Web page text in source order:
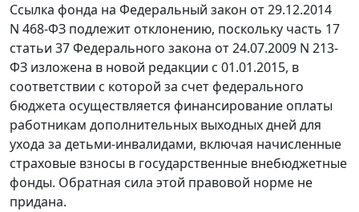
Ссылка фонда на Федеральный закон от 29.12.2014
N 468-ФЗ подлежит отклонению, поскольку часть 17
статьи 37Федерального закона от 24.07.2009 N 213-
ФЗ изложена в новой редакции с 01.01.2015, в
соответствии с которой за счет федерального
бюджета осуществляется финансирование оплаты
работникам дополнительных выходных дней для
ухода за детьми-инвалидами, включая начисленные
страховые взносы в государственные внебюджетные
фонды. Обратная сила этой правовой норме не
придана.